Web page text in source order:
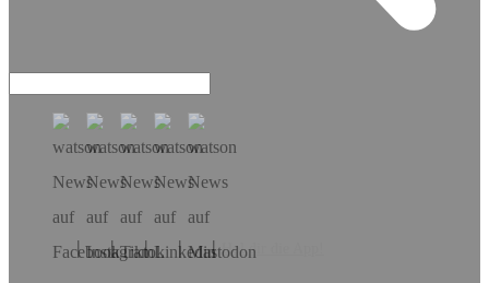
Hol dir die App!